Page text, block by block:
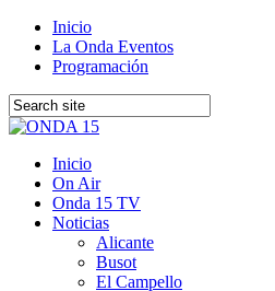
Inicio
La Onda Eventos
Programación
Inicio
On Air
Onda 15 TV
Noticias
Alicante
Busot
El Campello